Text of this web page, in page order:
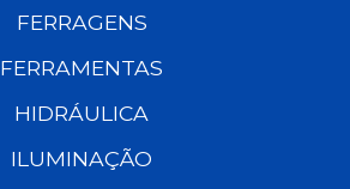
FERRAGENS
FERRAMENTAS
HIDRÁULICA
ILUMINAÇÃO